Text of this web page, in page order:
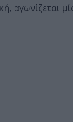
αγωνίζεται